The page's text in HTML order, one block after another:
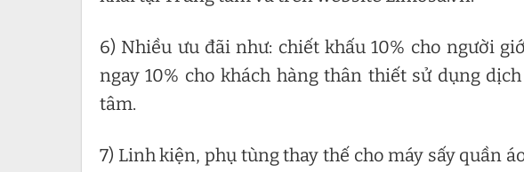
6) Nhiều ưu đãi như: chiết khấu 10% cho người
ngay 10% cho khách hàng thân thiết sử dụng
tâm.
7) Linh kiện, phụ tùng thay thế cho máy sấy quần